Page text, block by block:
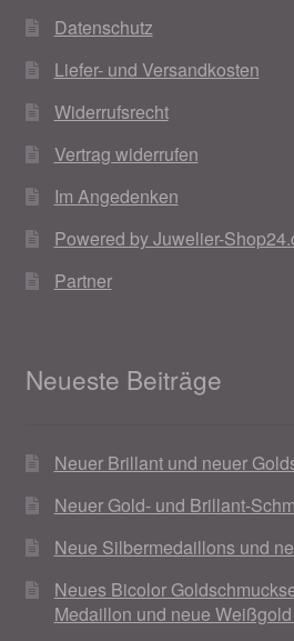
Datenschutz
Liefer- und Versandkosten
Widerrufsrecht
Vertrag widerrufen
Im Angedenken
Powered by Juwelier-
Partner
Neueste Beiträge
Neuer Brillant und neuer
Neuer Gold- und Brillant-
Neue Silbermedaillons und
Neues Bicolor
Medaillon und neue